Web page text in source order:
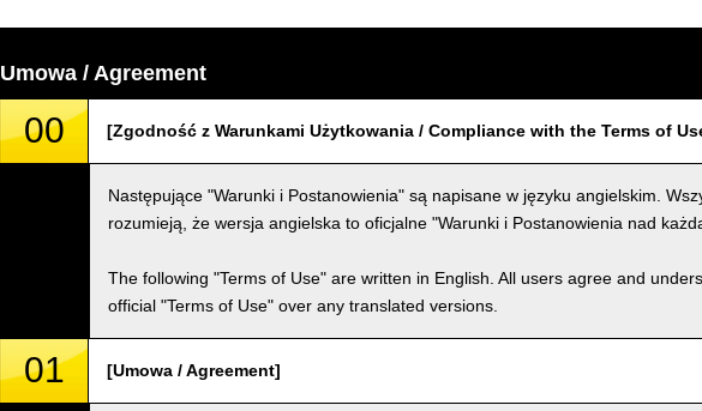
Umowa / Agreement
00 [Zgodność z Warunkami Użytkowania / Compliance with the Terms of
Następujące "Warunki i Postanowienia" są napisane w języku angielskim.
rozumieją, że wersja angielska to oficjalne "Warunki i Postanowienia nad
The following "Terms of Use" are written in English. All users agree and
official "Terms of Use" over any translated versions.
01 [Umowa / Agreement]